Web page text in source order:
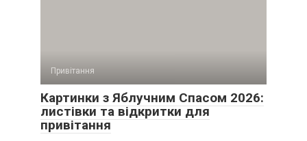
Привітання
Картинки з Яблучним Спасом 2026:
листівки та відкритки для
привітання